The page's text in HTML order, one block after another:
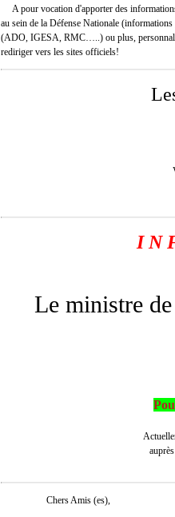
A pour vocation d'apporter des
au sein de la Défense Nationale
(ADO, IGESA, RMC…..) ou plus,
rediriger vers les sites officiels!
I N
Le ministre
Chers Amis (es),